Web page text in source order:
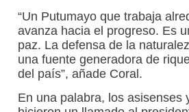
“Un Putumayo que trabaja
avanza hacia el progreso. Es
paz. La defensa de la
una fuente generadora de
del país”, añade Coral.
En una palabra, los asisenses